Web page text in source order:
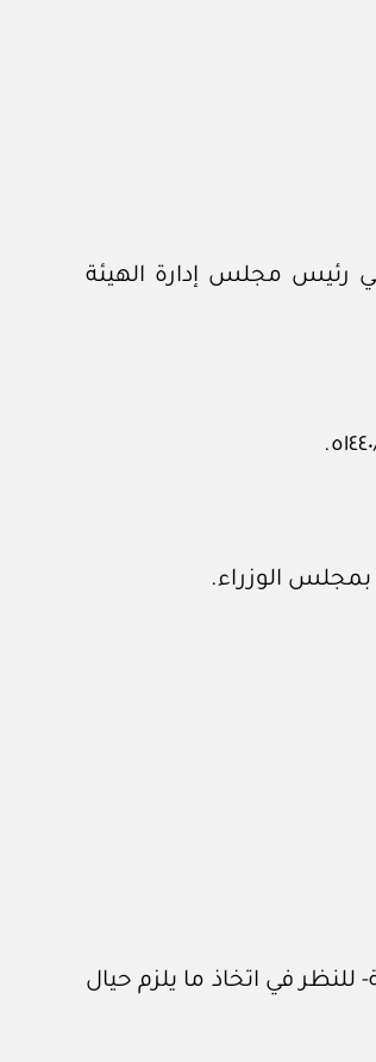
١٥ /٥ /١٤٤٤هـ، المشتملة على برقية معالي رئيس مجلس إدارة الهيئة
في اتخاذ ما يلزم حيال